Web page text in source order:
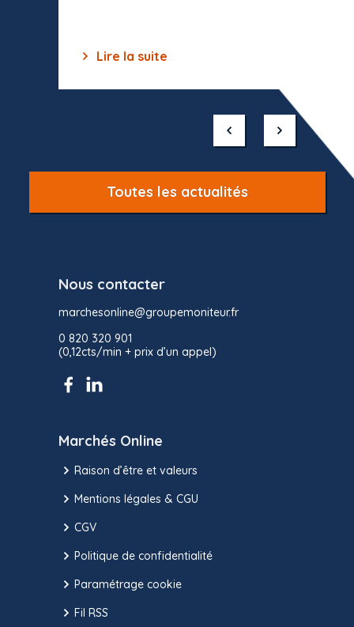
Lire la suite
Toutes les actualités
Nous contacter
marchesonline@groupemoniteur.fr
0 820 320 901
(0,12cts/min + prix d’un appel)
Marchés Online
Raison d’être et valeurs
Mentions légales & CGU
CGV
Politique de confidentialité
Paramétrage cookie
Fil RSS